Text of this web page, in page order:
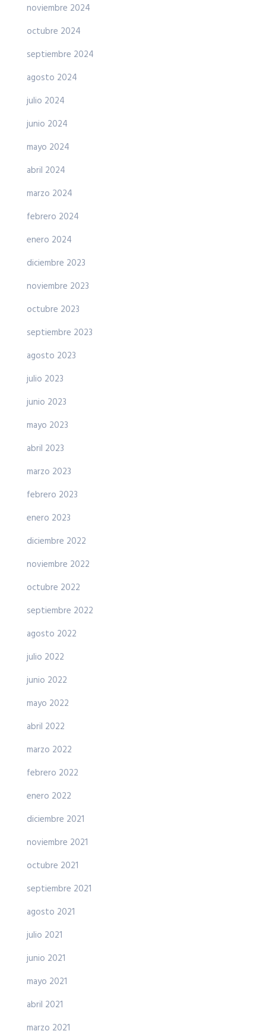
noviembre 2024
octubre 2024
septiembre 2024
agosto 2024
julio 2024
junio 2024
mayo 2024
abril 2024
marzo 2024
febrero 2024
enero 2024
diciembre 2023
noviembre 2023
octubre 2023
septiembre 2023
agosto 2023
julio 2023
junio 2023
mayo 2023
abril 2023
marzo 2023
febrero 2023
enero 2023
diciembre 2022
noviembre 2022
octubre 2022
septiembre 2022
agosto 2022
julio 2022
junio 2022
mayo 2022
abril 2022
marzo 2022
febrero 2022
enero 2022
diciembre 2021
noviembre 2021
octubre 2021
septiembre 2021
agosto 2021
julio 2021
junio 2021
mayo 2021
abril 2021
marzo 2021